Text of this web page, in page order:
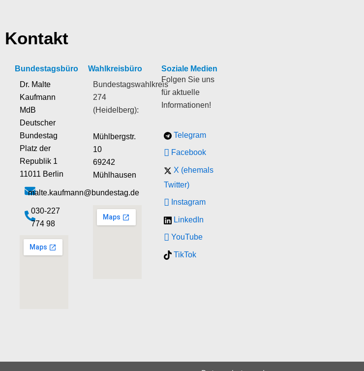
Kontakt
Bundestagsbüro
Dr. Malte
Kaufmann
MdB
Deutscher
Bundestag
Platz der
Republik 1
11011 Berlin
malte.kaufmann@bundestag.de
‭030-227
774 98‬
Wahlkreisbüro
Bundestagswahlkreis
274
(Heidelberg):
Mühlbergstr.
10
69242
Mühlhausen
Soziale Medien
Folgen Sie uns
für aktuelle
Informationen!
Telegram
Facebook
X (ehemals
Twitter)
Instagram
LinkedIn
YouTube
TikTok